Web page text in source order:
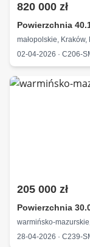
820 000 zł
Powierzchnia
małopolskie, Kraków,
02-04-2026 · C206-
205 000 zł
Powierzchnia
warmińsko-
28-04-2026 · C239-